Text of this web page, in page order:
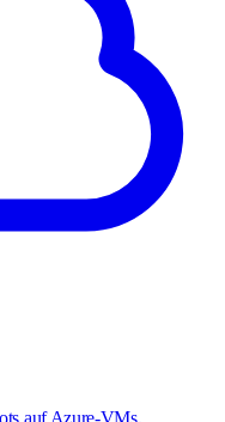
auf Azure-VMs.